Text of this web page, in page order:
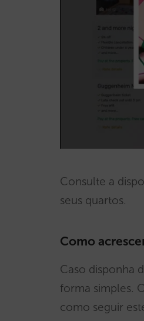
Consulte a
seus quartos.
Como
Caso disponha
forma simples.
como seguir